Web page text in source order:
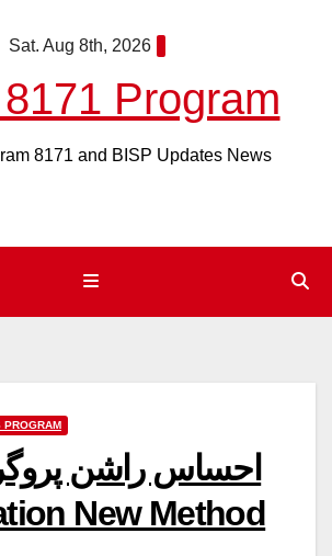
Sat. Aug 8th, 2026
Program
8171 and BISP Updates News
PROGRAM
New Method